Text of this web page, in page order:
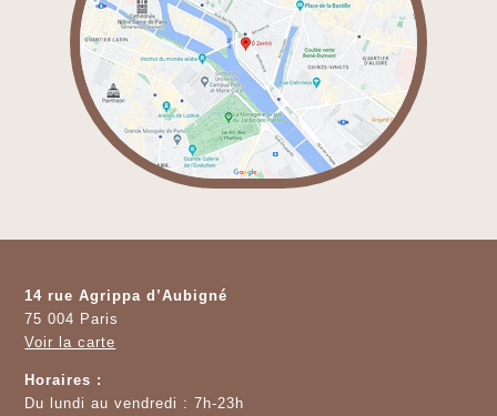
14 rue Agrippa d’Aubigné
75 004 Paris
Voir la carte
Horaires :
Du lundi au vendredi : 7h-23h